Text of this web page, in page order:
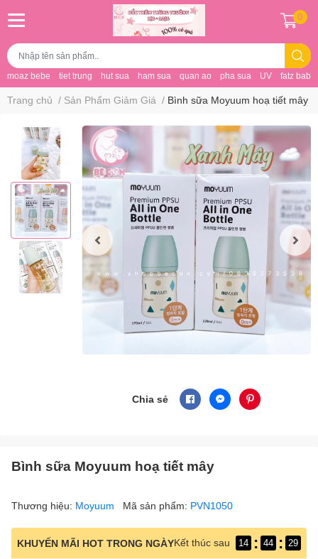
moaz bebe tiet trung hut sua ham sua quan ao pha sua UV fatz baby
0
Trang chủ / Sản Phẩm Giảm Giá / Bình sữa Moyuum hoạ tiết mây
Chia sẻ
Bình sữa Moyuum hoạ tiết mây
Thương hiệu: Moyuum Mã sản phẩm: PVN1050
KHUYẾN MÃI HOT TRONG NGÀYKết thúc sau 14 : 44 : 28